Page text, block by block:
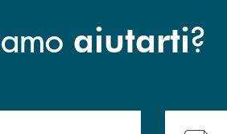
aiutarti?